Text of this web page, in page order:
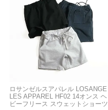
ロサンゼルスアパレル LOSANGE
LES APPAREL HF02 14オンス ヘ
ビーフリース スウェットショーツ